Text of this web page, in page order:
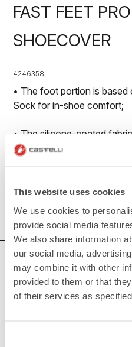
This website uses cookies
We use cookies to
provide social media
We also share information
our social media,
may combine it with other
provided to them or that
of their services as
FAST FEET
SHOECOVER
4246358
• The foot portion is based
Sock for in-shoe comfort;
• The silicone-coated
the airflow.
Do you need more
info@castelli-cycling.com
HAI BISOGNO DI
Per ogni tuo dubbio o
preoccupare,siamo qui per te!